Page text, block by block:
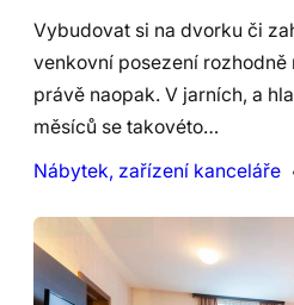
Vybudovat si na dvorku či
venkovní posezení rozhodně
právě naopak. V jarních, a
měsíců se takovéto…
Nábytek, zařízení kanceláře